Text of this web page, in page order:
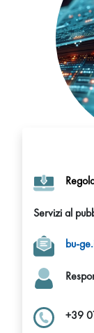
Servizi al
bu-
+39